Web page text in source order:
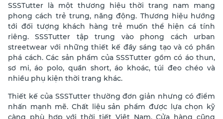
SSSTutter là một thương hiệu thời trang nam mang
phong cách trẻ trung, năng động. Thương hiệu hướng
tới đối tượng khách hàng trẻ muốn thể hiện cá tính
riêng. SSSTutter tập trung vào phong cách urban
streetwear với những thiết kế đầy sáng tạo và có phần
phá cách. Các sản phẩm của SSSTutter gồm có áo thun,
sơ mi, áo polo, quần short, áo khoác, túi đeo chéo và
nhiều phụ kiện thời trang khác.
Thiết kế của SSSTutter thường đơn giản nhưng có điểm
nhấn mạnh mẽ. Chất liệu sản phẩm được lựa chọn kỹ
càng phù hợp với thời tiết Việt Nam. Cửa hàng cũng